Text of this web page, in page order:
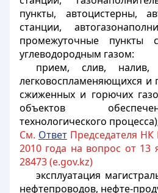
пункты, автоцистерны,
станции,
промежуточные пункты
углеводородным газом:
прием, слив, налив,
легковоспламеняющихся и
сжиженных и горючих
объектов
технологического
См. ОтветПредседателя
2010 года на вопрос от 13
28473 (e.gov.kz)
эксплуатация
нефтепроводов, нефте-